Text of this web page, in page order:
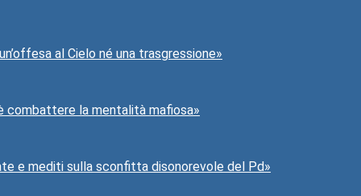
al Cielo né una trasgressione»
combattere la mentalità mafiosa»
e mediti sulla sconfitta disonorevole del Pd»